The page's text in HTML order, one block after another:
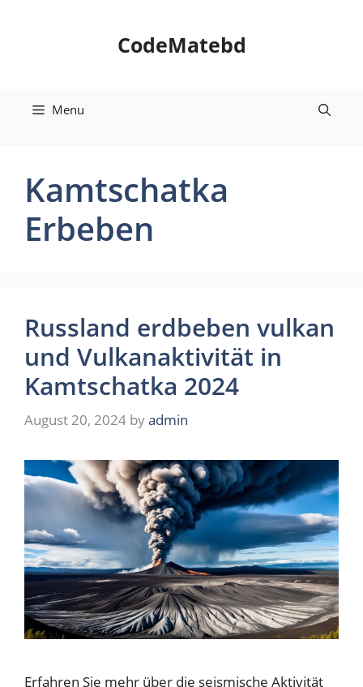
CodeMatebd
Menu
Kamtschatka
Erbeben
Russland erdbeben vulkan
und Vulkanaktivität in
Kamtschatka 2024
August 20, 2024 byadmin
Erfahren Sie mehr über die seismische Aktivität